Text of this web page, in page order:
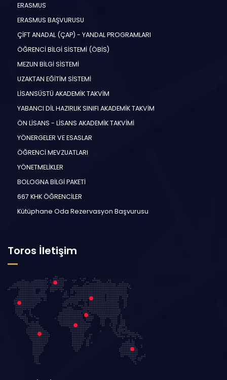
ERASMUS
ERASMUS BAŞVURUSU
ÇİFT ANADAL (ÇAP) - YANDAL PROGRAMLARI
ÖĞRENCİ BİLGİ SİSTEMİ (ÖBİS)
MEZUN BİLGİ SİSTEMİ
UZAKTAN EĞİTİM SİSTEMİ
LİSANSÜSTÜ AKADEMİK TAKVİM
YABANCI DİL HAZIRLIK SINIFI AKADEMİK TAKVİM
ÖN LİSANS - LİSANS AKADEMİK TAKVİMİ
YÖNERGELER VE ESASLAR
ÖĞRENCİ MEVZUATLARI
YÖNETMELİKLER
BOLOGNA BİLGİ PAKETİ
667 KHK ÖĞRENCİLER
Kütüphane Oda Rezervasyon Başvurusu
Toros İletişim